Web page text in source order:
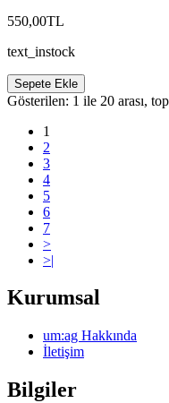
550,00TL
text_instock
Sepete Ekle
Gösterilen: 1 ile 20 arası,
1
2
3
4
5
6
7
>
>|
Kurumsal
um:ag Hakkında
İletişim
Bilgiler